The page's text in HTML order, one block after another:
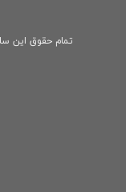
تمام حقوق این